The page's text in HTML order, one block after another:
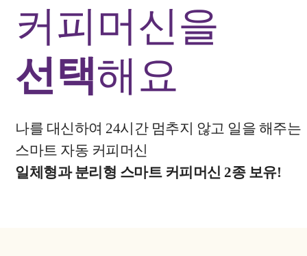
커피머신을
선택해요
나를 대신하여 24시간 멈추지 않고 일을 해주는
스마트 자동 커피머신
일체형과 분리형 스마트 커피머신 2종 보유!